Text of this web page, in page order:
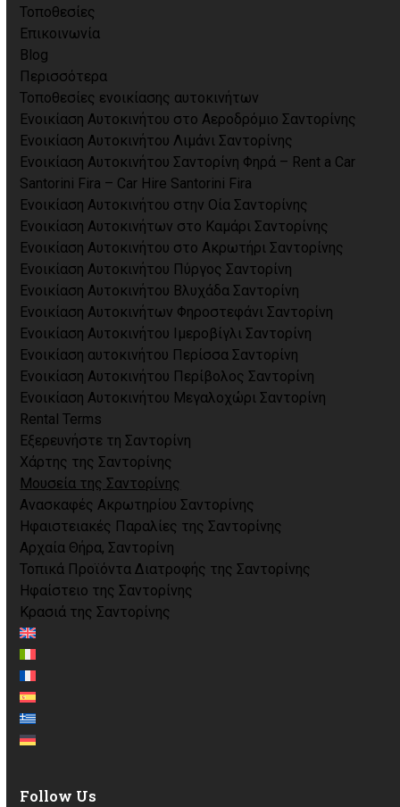
Τοποθεσίες
Επικοινωνία
Blog
Περισσότερα
Τοποθεσίες ενοικίασης αυτοκινήτων
Ενοικίαση Αυτοκινήτου στο Αεροδρόμιο Σαντορίνης
Ενοικίαση Αυτοκινήτου Λιμάνι Σαντορίνης
Ενοικίαση Αυτοκινήτου Σαντορίνη Φηρά – Rent a Car
Santorini Fira – Car Hire Santorini Fira
Ενοικίαση Αυτοκινήτου στην Οία Σαντορίνης
Ενοικίαση Αυτοκινήτων στο Καμάρι Σαντορίνης
Ενοικίαση Αυτοκινήτου στο Ακρωτήρι Σαντορίνης
Ενοικίαση Αυτοκινήτου Πύργος Σαντορίνη
Ενοικίαση Αυτοκινήτου Βλυχάδα Σαντορίνη
Ενοικίαση Αυτοκινήτων Φηροστεφάνι Σαντορίνη
Ενοικίαση Αυτοκινήτου Ιμεροβίγλι Σαντορίνη
Ενοικίαση αυτοκινήτου Περίσσα Σαντορίνη
Ενοικίαση Αυτοκινήτου Περίβολος Σαντορίνη
Ενοικίαση Αυτοκινήτου Μεγαλοχώρι Σαντορίνη
Rental Terms
Εξερευνήστε τη Σαντορίνη
Χάρτης της Σαντορίνης
Μουσεία της Σαντορίνης
Ανασκαφές Ακρωτηρίου Σαντορίνης
Ηφαιστειακές Παραλίες της Σαντορίνης
Αρχαία Θήρα, Σαντορίνη
Τοπικά Προϊόντα Διατροφής της Σαντορίνης
Ηφαίστειο της Σαντορίνης
Κρασιά της Σαντορίνης
Follow Us